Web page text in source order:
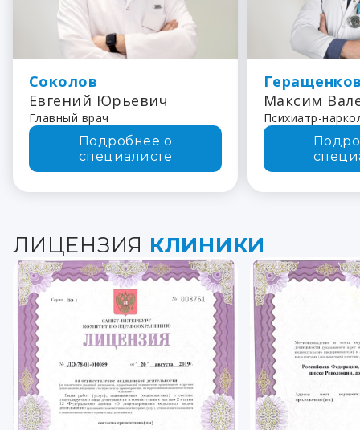
Соколов
Евгений Юрьевич
Главный врач
Подробнее о
специалисте
Максим
Психиатр-
ЛИЦЕНЗИЯ КЛИНИКИ